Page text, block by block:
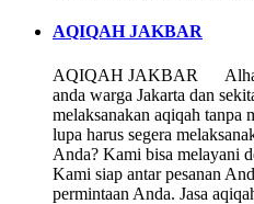
AQIQAH JAKBAR
AQIQAH JAKBAR
anda warga Jakarta dan
melaksanakan aqiqah tanpa
lupa harus segera
Anda? Kami bisa melayani
Kami siap antar pesanan
permintaan Anda. Jasa